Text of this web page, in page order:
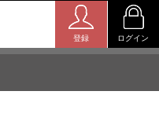
登録 ログイン